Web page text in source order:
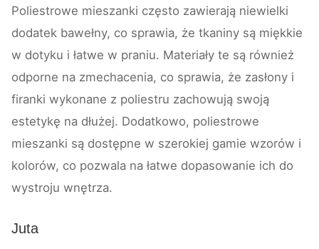
Poliestrowe mieszanki często zawierają niewielki
dodatek bawełny, co sprawia, że tkaniny są miękkie
w dotyku i łatwe w praniu. Materiały te są również
odporne na zmechacenia, co sprawia, że zasłony i
firanki wykonane z poliestru zachowują swoją
estetykę na dłużej. Dodatkowo, poliestrowe
mieszanki są dostępne w szerokiej gamie wzorów i
kolorów, co pozwala na łatwe dopasowanie ich do
wystroju wnętrza.
Juta